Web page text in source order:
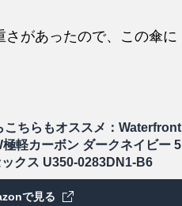
があったので、この傘に
こちらもオススメ：Waterfront
軽カーボン ダークネイビー 5
クス U350-0283DN1-B6
で見る